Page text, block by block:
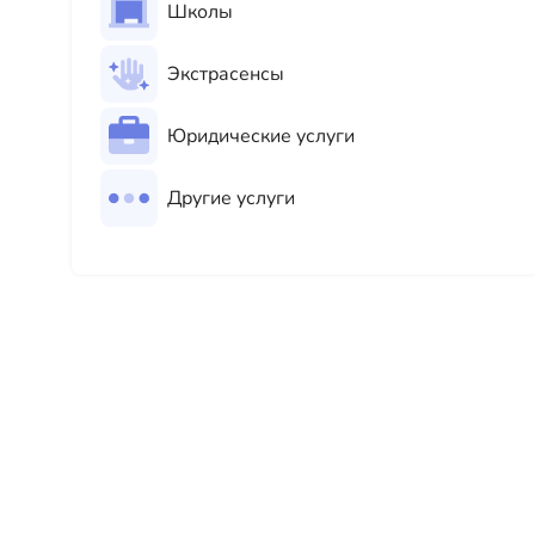
Школы
Экстрасенсы
Юридические услуги
Другие услуги